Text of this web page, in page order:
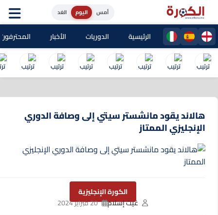
اليوم الغد
الرئيسية الدوريات الأخبار المحترفون
هالاند يقود مانشستر سيتي إلى وصافة الدوري
الإنجليزي الممتاز
الكورة الإنجليزية
غيث إسلام
20 فبراير 2024